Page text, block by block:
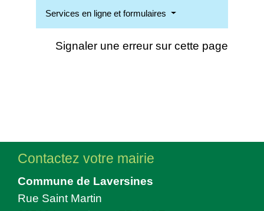
Services en ligne et formulaires
Signaler une erreur sur cette page
Contactez votre mairie
Commune de Laversines
Rue Saint Martin